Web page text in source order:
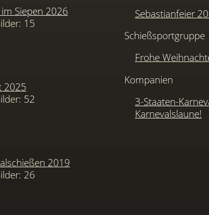
Siepen 2026
15
2025
52
2019
26
Sebastianfeier
Schießsportgruppe
Frohe
Kompanien
3-Staaten-
Karnevalslaune!